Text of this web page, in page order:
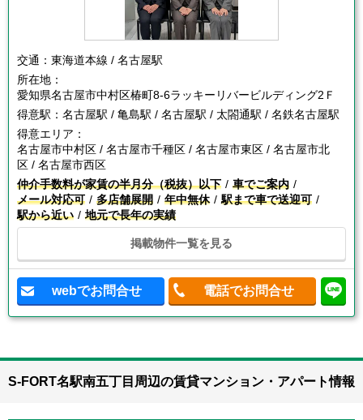
交通： 東海道本線 / 名古屋駅
所在地：
愛知県名古屋市中村区椿町8-6ラッキーリバービルディング2Ｆ
得意駅： 名古屋駅 / 亀島駅 / 名古屋駅 / 太閤通駅 / 名鉄名古屋駅
得意エリア：
名古屋市中村区 / 名古屋市千種区 / 名古屋市東区 / 名古屋市北
区 / 名古屋市西区
仲介手数料が家賃の半月分（税抜）以下
車でご案内
メール対応可
多店舗展開 年中無休
駅まで車で送迎可
駅から近い
地元で長年の実績
掲載物件一覧を見る
webでお問合せ 電話でお問合せ
S-FORT名駅南五丁目周辺の賃貸マンション・アパート情報